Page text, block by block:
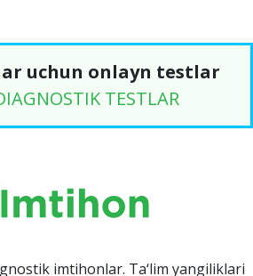
uchun onlayn testlar
TESTLAR
imtihonlar. Ta‘lim yangiliklari